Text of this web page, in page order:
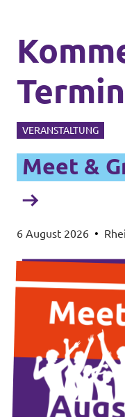
VERANSTALTUNG
Meet &
6 August 2026 •